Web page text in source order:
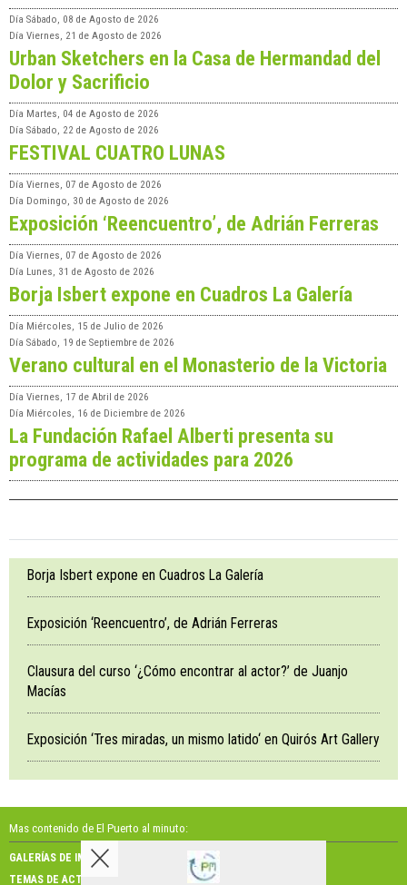
Día Sábado, 08 de Agosto de 2026
Día Viernes, 21 de Agosto de 2026
Urban Sketchers en la Casa de Hermandad del
Dolor y Sacrificio
Día Martes, 04 de Agosto de 2026
Día Sábado, 22 de Agosto de 2026
FESTIVAL CUATRO LUNAS
Día Viernes, 07 de Agosto de 2026
Día Domingo, 30 de Agosto de 2026
Exposición ‘Reencuentro’, de Adrián Ferreras
Día Viernes, 07 de Agosto de 2026
Día Lunes, 31 de Agosto de 2026
Borja Isbert expone en Cuadros La Galería
Día Miércoles, 15 de Julio de 2026
Día Sábado, 19 de Septiembre de 2026
Verano cultural en el Monasterio de la Victoria
Día Viernes, 17 de Abril de 2026
Día Miércoles, 16 de Diciembre de 2026
La Fundación Rafael Alberti presenta su
programa de actividades para 2026
Borja Isbert expone en Cuadros La Galería
Exposición ‘Reencuentro’, de Adrián Ferreras
Clausura del curso ‘¿Cómo encontrar al actor?’ de Juanjo
Macías
Exposición ‘Tres miradas, un mismo latido‘ en Quirós Art Gallery
Mas contenido de El Puerto al minuto:
GALERÍAS DE IMÁGENES
GALERÍAS DE VÍDEOS
TEMAS DE ACTUALIDAD
NOSOTROS